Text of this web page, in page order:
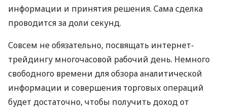
информации и принятия решения. Сама сделка
проводится за доли секунд.
Совсем не обязательно, посвящать интернет-
трейдингу многочасовой рабочий день. Немного
свободного времени для обзора аналитической
информации и совершения торговых операций
будет достаточно, чтобы получить доход от